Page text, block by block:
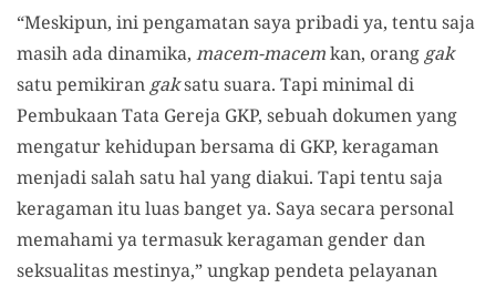
“Meskipun, ini pengamatan saya pribadi ya, tentu saja
masih ada dinamika, macem-macemkan, orang gak
satu pemikiran gaksatu suara. Tapi minimal di
Pembukaan Tata Gereja GKP, sebuah dokumen yang
mengatur kehidupan bersama di GKP, keragaman
menjadi salah satu hal yang diakui. Tapi tentu saja
keragaman itu luas banget ya. Saya secara personal
memahami ya termasuk keragaman gender dan
seksualitas mestinya,” ungkap pendeta pelayanan